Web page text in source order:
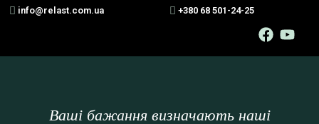
info@relast.com.ua +380 68 501-24-25
Ваші бажання визначають наші